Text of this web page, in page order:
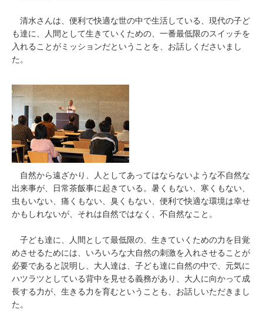
清水さんは、便利で快適な世の中で生活している、現代の子ど
も達に、人間として生きていくための、一番最低限のスイッチを
入れることがミッションだということを、お話しくださいまし
た。
自然から遠ざかり、人としてあってはならないような不自然な
出来事が、日常茶飯事に起きている。暑くもない、寒くもない、
虫もいない、痛くもない、臭くもない、便利で快適な環境は幸せ
かもしれないが、それは自然ではなく、不自然なこと。
子ども達に、人間として最低限の、生きていくための力を目覚
めさせるためには、いろいろな大自然の刺激を入れさせることが
必要であると説明し、大人達は、子ども達に自然の中で、元気に
ハツラツとしている背中を見せる義務があり、大人に向かって成
長する力が、生きる力を育むということも、お話しいただきまし
た。